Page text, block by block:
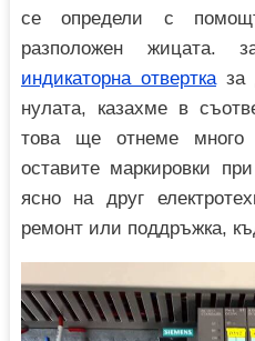
се определи с
разположен жицата.
индикаторна отвертказа
нулата, казахме в
това ще отнеме
оставите маркировки
ясно на друг
ремонт или поддръжка,